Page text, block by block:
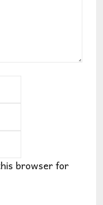
browser for